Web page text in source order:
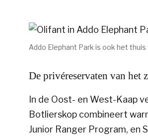
Addo Elephant Park is ook het
De privéreservaten van het
In de Oost- en West-Kaap
Botlierskop combineert
Junior Ranger Program, en